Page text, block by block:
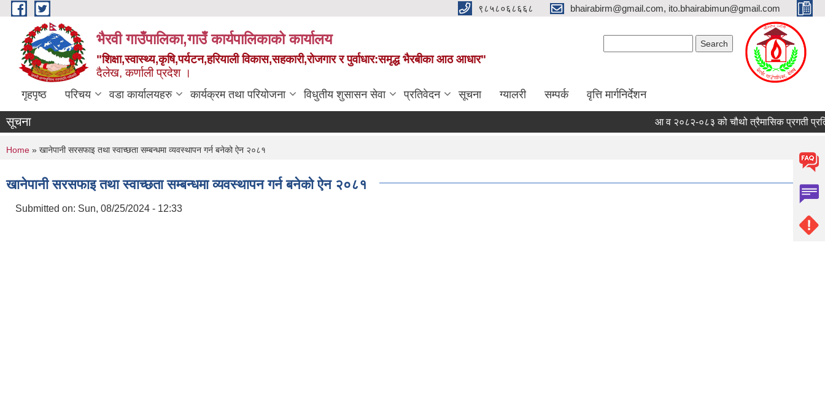
Skip to main content ९८५८०६८६६८ bhairabirm@gmail.com, ito.bhairabimun@gmail.com
भैरवी गाउँपालिका,गाउँ कार्यपालिकाको कार्यालय
"शिक्षा,स्वास्थ्य,कृषि,पर्यटन,हरियाली विकास,सहकारी,रोजगार र पुर्वाधार:समृद्ध भैरबीका आठ आधार"
दैलेख, कर्णाली प्रदेश ।
गृहपृष्ठ परिचय वडा कार्यालयहरु कार्यक्रम तथा परियोजना विधुतीय शुसासन सेवा प्रतिवेदन सूचना ग्यालरी सम्पर्क वृत्ति मार्गनिर्देशन
सूचना आ व २०८२-०८३ को चौथो त्रैमासिक प्रगती
You are here
Home » खानेपानी सरसफाइ तथा स्वाच्छता सम्बन्धमा व्यवस्थापन गर्न बनेको ऐन २०८१
खानेपानी सरसफाइ तथा स्वाच्छता सम्बन्धमा व्यवस्थापन गर्न बनेको ऐन २०८१
Submitted on: Sun, 08/25/2024 - 12:33